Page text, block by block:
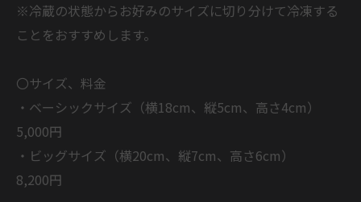
※冷蔵の状態からお好みのサイズに切り分けて冷凍する
ことをおすすめします。
〇サイズ、料金
・ベーシックサイズ（横18cm、縦5cm、高さ4cm）
5,000円
・ビッグサイズ（横20cm、縦7cm、高さ6cm）
8,200円